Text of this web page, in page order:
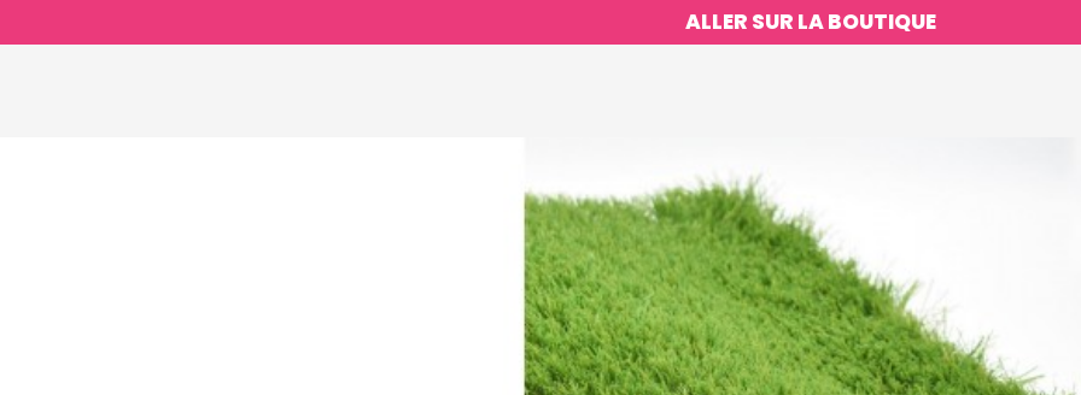
ALLER SUR LA BOUTIQUE